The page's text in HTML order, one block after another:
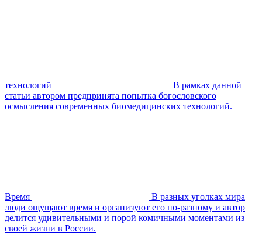
технологий
В рамках данной
статьи автором предпринята попытка богословского
осмысления современных биомедицинских технологий.
Время
В разных уголках мира
люди ощущают время и организуют его по-разному и автор
делится удивительными и порой комичными моментами из
своей жизни в России.